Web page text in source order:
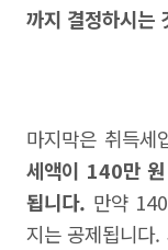
까지 결정하시는
마지막은 취득세
세액이 140만
됩니다. 만약
지는 공제됩니다